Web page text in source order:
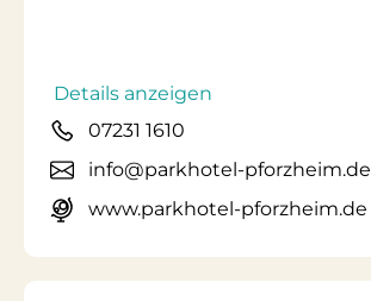
Details anzeigen
07231 1610
info@parkhotel-pforzheim.de
www.parkhotel-pforzheim.de